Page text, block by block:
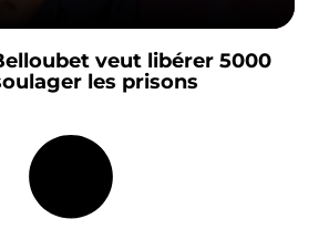
veut libérer 5000
les prisons